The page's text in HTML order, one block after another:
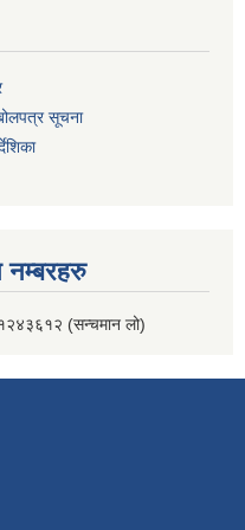
सूचना
नम्बरहरु
(सन्चमान लो)